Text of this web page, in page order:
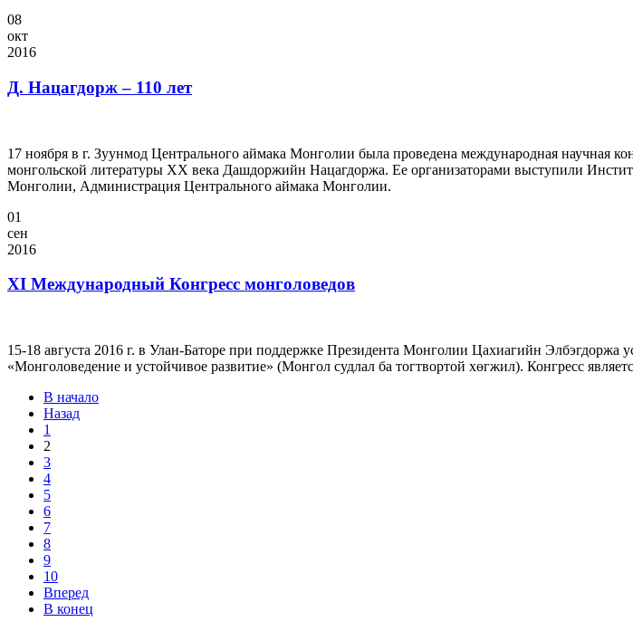
08
окт
2016
Д. Нацагдорж – 110 лет
17 ноября в г. Зуунмод Центрального аймака Монголии была проведена международная научная
монгольской литературы ХХ века Дашдоржийн Нацагдоржа. Ее организаторами выступили
Монголии, Администрация Центрального аймака Монголии.
01
сен
2016
XI Международный Конгресс монголоведов
15-18 августа 2016 г. в Улан-Баторе при поддержке Президента Монголии Цахиагийн
«Монголоведение и устойчивое развитие» (Монгол судлал ба тогтвортой хөгжил). Конгресс
В начало
Назад
1
2
3
4
5
6
7
8
9
10
Вперед
В конец